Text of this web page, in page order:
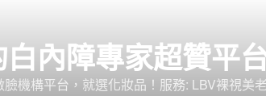
內障專家超贊平
機構平台，就選化妝品！服務: LBV裸視美